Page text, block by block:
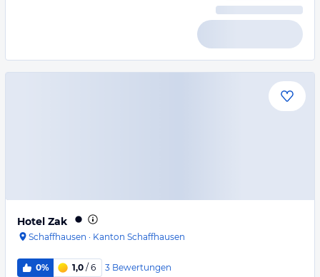
Hotel Zak
Schaffhausen · Kanton Schaffhausen
0% 1,0 / 6 3 Bewertungen